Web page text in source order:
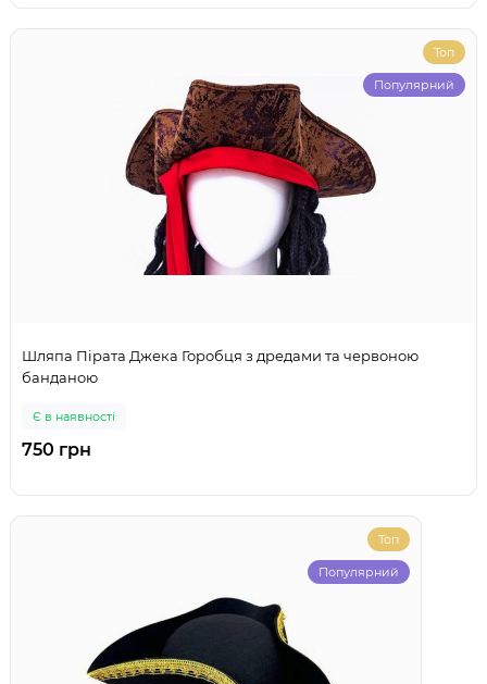
Топ
Популярний
Шляпа Пірата Джека Горобця з дредами та червоною
банданою
Є в наявності
750 грн
Топ
Популярний